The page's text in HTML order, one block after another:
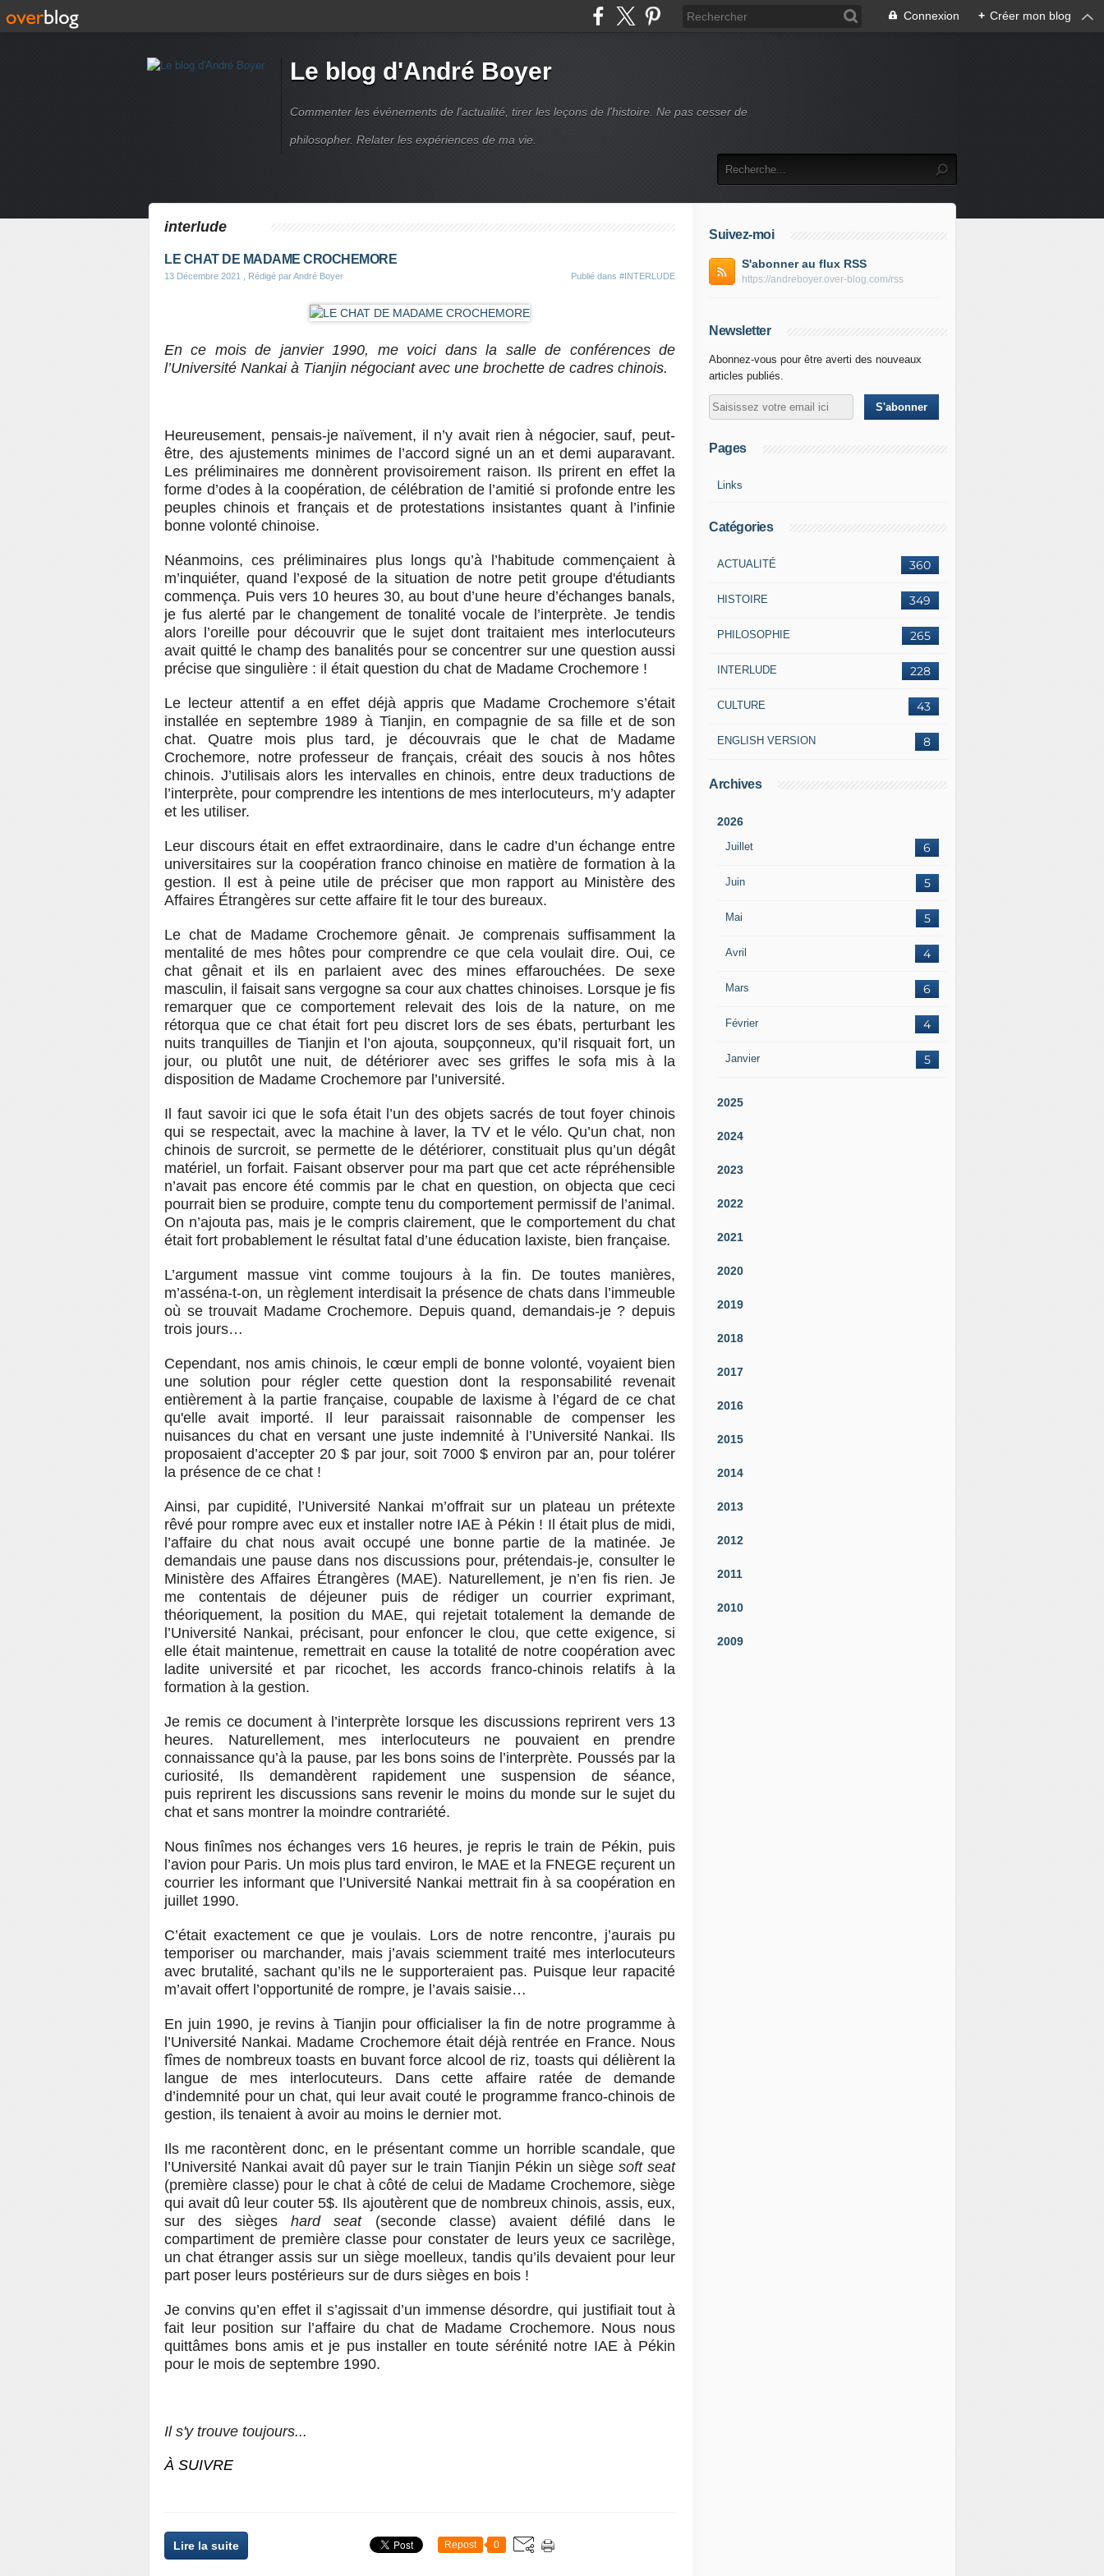
Connexion + Créer mon blog
Le blog d'André Boyer
Commenter les événements de l'actualité, tirer les leçons de l'histoire. Ne pas cesser de
philosopher. Relater les expériences de ma vie.
interlude
LE CHAT DE MADAME CROCHEMORE
13 Décembre 2021 , Rédigé par André Boyer Publié dans #INTERLUDE
En ce mois de janvier 1990, me voici dans la salle de conférences de
l’Université Nankai à Tianjin négociant avec une brochette de cadres chinois.
Heureusement, pensais-je naïvement, il n’y avait rien à négocier, sauf, peut-
être, des ajustements minimes de l’accord signé un an et demi auparavant.
Les préliminaires me donnèrent provisoirement raison. Ils prirent en effet la
forme d’odes à la coopération, de célébration de l’amitié si profonde entre les
peuples chinois et français et de protestations insistantes quant à l’infinie
bonne volonté chinoise.
Néanmoins, ces préliminaires plus longs qu’à l’habitude commençaient à
m’inquiéter, quand l’exposé de la situation de notre petit groupe d'étudiants
commença. Puis vers 10 heures 30, au bout d’une heure d’échanges banals,
je fus alerté par le changement de tonalité vocale de l’interprète.Je tendis
alors l’oreille pour découvrir que le sujet dont traitaient mes interlocuteurs
avait quitté le champ des banalités pour se concentrer sur une question aussi
précise que singulière : il était question du chat de Madame Crochemore !
Le lecteur attentif a en effet déjà appris que Madame Crochemore s’était
installée en septembre 1989 à Tianjin, en compagnie de sa fille et de son
chat. Quatre mois plus tard, je découvrais que le chat de Madame
Crochemore, notre professeur de français, créait des soucis à nos hôtes
chinois. J’utilisais alors les intervalles en chinois, entre deux traductions de
l’interprète, pour comprendre les intentions de mes interlocuteurs, m’y adapter
et les utiliser.
Leur discours était en effet extraordinaire, dans le cadre d’un échange entre
universitaires sur la coopération franco chinoise en matière de formation à la
gestion. Il est à peine utile de préciser que mon rapport au Ministère des
Affaires Étrangères sur cette affaire fit le tour des bureaux.
Le chat de Madame Crochemore gênait. Je comprenais suffisamment la
mentalité de mes hôtes pour comprendre ce que cela voulait dire. Oui, ce
chat gênait et ils en parlaient avec des mines effarouchées. De sexe
masculin, il faisait sans vergogne sa cour aux chattes chinoises. Lorsque je fis
remarquer que ce comportement relevait des lois de la nature, on me
rétorqua que ce chat était fort peu discret lors de ses ébats, perturbant les
nuits tranquilles de Tianjin et l’on ajouta, soupçonneux, qu’il risquait fort, un
jour, ou plutôt une nuit, de détériorer avec ses griffes le sofa mis à la
disposition de Madame Crochemore par l’université.
Il faut savoir ici que le sofa était l’un des objets sacrés de tout foyer chinois
qui se respectait, avec la machine à laver, la TV et le vélo. Qu’un chat, non
chinois de surcroit, se permette de le détériorer, constituait plus qu’un dégât
matériel, un forfait. Faisant observer pour ma part que cet acte répréhensible
n’avait pas encore été commis par le chat en question, on objecta que ceci
pourrait bien se produire, compte tenu du comportement permissif de l’animal.
On n’ajouta pas, mais je le compris clairement, que le comportement du chat
était fort probablement le résultat fatal d’une éducation laxiste, bien française.
L’argument massue vint comme toujours à la fin. De toutes manières,
m’asséna-t-on, un règlement interdisait la présence de chats dans l’immeuble
où se trouvait Madame Crochemore. Depuis quand, demandais-je ? depuis
trois jours…
Cependant, nos amis chinois, le cœur empli de bonne volonté, voyaient bien
une solution pour régler cette question dont la responsabilité revenait
entièrement à la partie française, coupable de laxisme à l’égard de ce chat
qu'elle avait importé. Il leur paraissait raisonnable de compenser les
nuisances du chat en versant une juste indemnité à l’Université Nankai. Ils
proposaient d’accepter 20 $ par jour, soit 7000 $ environ par an, pour tolérer
la présence de ce chat !
Ainsi, par cupidité, l’Université Nankai m’offrait sur un plateau un prétexte
rêvé pour rompre avec eux et installer notre IAE à Pékin ! Il était plus de midi,
l’affaire du chat nous avait occupé une bonne partie de la matinée. Je
demandais une pause dans nos discussions pour, prétendais-je, consulter le
Ministère des Affaires Étrangères (MAE). Naturellement, je n’en fis rien. Je
me contentais de déjeuner puis de rédiger un courrier exprimant,
théoriquement, la position du MAE, qui rejetait totalement la demande de
l’Université Nankai, précisant, pour enfoncer le clou, que cette exigence, si
elle était maintenue, remettrait en cause la totalité de notre coopération avec
ladite université et par ricochet, les accords franco-chinois relatifs à la
formation à la gestion.
Je remis ce document à l’interprète lorsque les discussions reprirent vers 13
heures. Naturellement, mes interlocuteurs ne pouvaient en prendre
connaissance qu’à la pause, par les bons soins de l’interprète. Poussés par la
curiosité, Ils demandèrent rapidement une suspension de séance,
puis reprirent les discussions sans revenir le moins du monde sur le sujet du
chat et sans montrer la moindre contrariété.
Nous finîmes nos échanges vers 16 heures, je repris le train de Pékin, puis
l’avion pour Paris. Un mois plus tard environ, le MAE et la FNEGE reçurent un
courrier les informant que l’Université Nankai mettrait fin à sa coopération en
juillet 1990.
C’était exactement ce que je voulais. Lors de notre rencontre, j’aurais pu
temporiser ou marchander, mais j’avais sciemment traité mes interlocuteurs
avec brutalité, sachant qu’ils ne le supporteraient pas. Puisque leur rapacité
m’avait offert l’opportunité de rompre, je l’avais saisie…
En juin 1990, je revins à Tianjin pour officialiser la fin de notre programme à
l’Université Nankai. Madame Crochemore était déjà rentrée en France. Nous
fîmes de nombreux toasts en buvant force alcool de riz, toasts qui délièrent la
langue de mes interlocuteurs. Dans cette affaire ratée de demande
d’indemnité pour un chat, qui leur avait couté le programme franco-chinois de
gestion, ils tenaient à avoir au moins le dernier mot.
Ils me racontèrent donc, en le présentant comme un horrible scandale, que
l’Université Nankai avait dû payer sur le train Tianjin Pékin un siège soft seat
(première classe) pour le chat à côté de celui de Madame Crochemore, siège
qui avait dû leur couter 5$. Ils ajoutèrent que de nombreux chinois, assis, eux,
sur des siègeshard seat(seconde classe) avaient défilé dans le
compartiment de première classe pour constater de leurs yeux ce sacrilège,
un chat étranger assis sur un siège moelleux, tandis qu’ils devaient pour leur
part poser leurs postérieurs sur de durs sièges en bois !
Je convins qu’en effet il s’agissait d’un immense désordre, qui justifiait tout à
fait leur position sur l’affaire du chat de Madame Crochemore. Nous nous
quittâmes bons amis et je pus installer en toute sérénité notre IAE à Pékin
pour le mois de septembre 1990.
Il s'y trouve toujours...
À SUIVRE
Lire la suite Repost 0
Suivez-moi
S'abonner au flux RSS
https://andreboyer.over-blog.com/rss
Newsletter
Abonnez-vous pour être averti des nouveaux
articles publiés.
Pages
Links
Catégories
360
ACTUALITÉ
349
HISTOIRE
265
PHILOSOPHIE
228
INTERLUDE
43
CULTURE
8
ENGLISH VERSION
Archives
2026
Juillet 6
Juin 5
Mai 5
Avril 4
Mars 6
Février 4
Janvier 5
2025
2024
2023
2022
2021
2020
2019
2018
2017
2016
2015
2014
2013
2012
2011
2010
2009